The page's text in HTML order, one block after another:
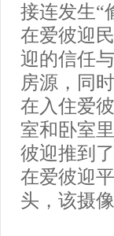
接连发生“
在爱彼迎
迎的信任
房源，同
在入住爱
室和卧室
彼迎推到
在爱彼迎
头，该摄